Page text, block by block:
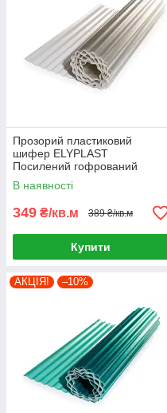
Прозорий пластиковий
шифер ELYPLAST
Посилений гофрований
(Безбарвний)
В наявності
349 ₴/кв.м 389 ₴/кв.м
Купити
АКЦІЯ! –10%